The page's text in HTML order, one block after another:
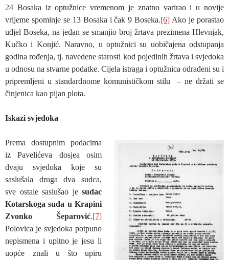
24 Bosaka iz optužnice vremenom je znatno varirao i u novije
vrijeme spominje se 13 Bosaka i čak 9 Boseka.[6] Ako je porastao
udjel Boseka, na jedan se smanjio broj žrtava prezimena Hlevnjak,
Kučko i Konjić. Naravno, u optužnici su uobičajena odstupanja
godina rođenja, tj. navedene starosti kod pojedinih žrtava i svjedoka
u odnosu na stvarne podatke. Cijela istraga i optužnica odrađeni su i
pripremljeni u standardnome komunističkom stilu – ne držati se
činjenica kao pijan plota.
Iskazi svjedoka
Prema dostupnim podacima
iz Pavelićeva dosjea osim
dvaju svjedoka koje su
saslušala druga dva sudca,
sve ostale saslušao je sudac
Kotarskoga suda u Krapini
Zvonko Šeparović.[7]
Polovica je svjedoka potpuno
nepismena i upitno je jesu li
uopće znali u što upiru